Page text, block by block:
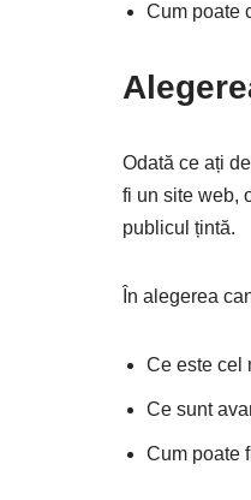
Cum poate
Odată ce ați
fi un site web,
publicul țintă.
În alegerea
Ce este cel
Ce sunt
Cum poate